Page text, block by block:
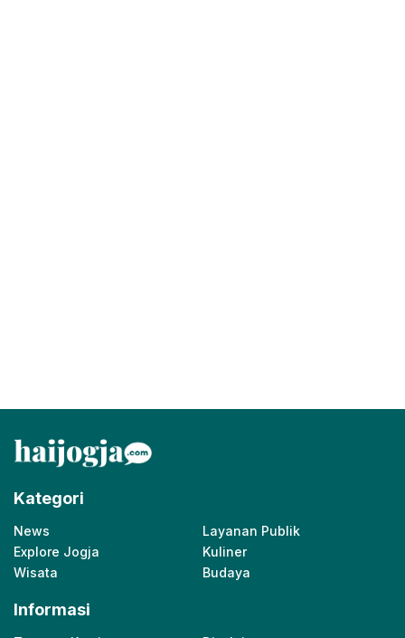
Kategori
News
Layanan Publik
Explore Jogja
Kuliner
Wisata
Budaya
Informasi